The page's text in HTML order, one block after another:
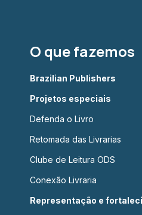
O que fazemos
Brazilian Publishers
Projetos especiais
Defenda o Livro
Retomada das Livrarias
Clube de Leitura ODS
Conexão Livraria
Representação e